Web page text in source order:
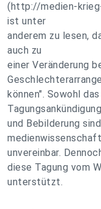
(http://medien-
ist unter
anderem zu lesen,
auch zu
einer Veränderung
können". Sowohl
Tagungsankündigung
und Bebilderung
unvereinbar.
diese Tagung vom
unterstützt.